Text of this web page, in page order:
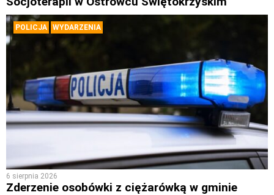
POLICJA WYDARZENIA
6 sierpnia 2026
Zderzenie osobówki z ciężarówką w gminie